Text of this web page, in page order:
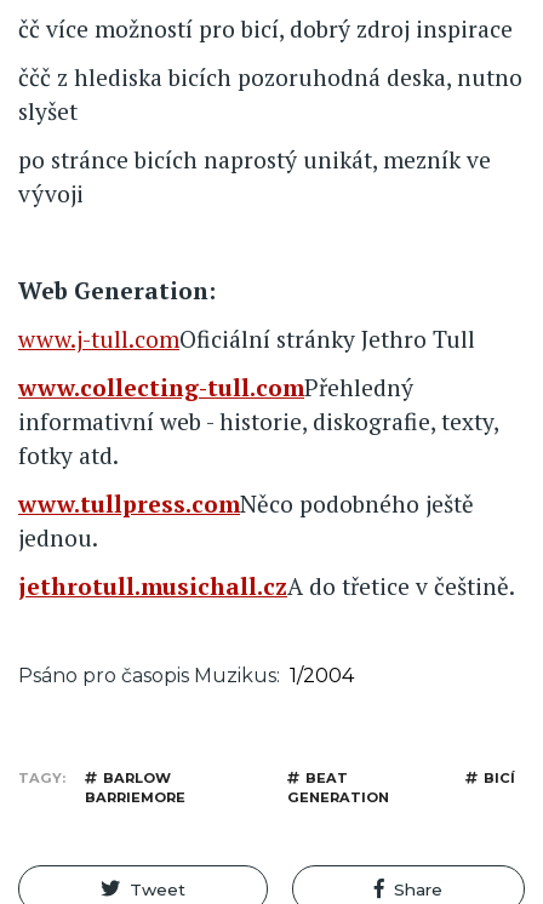
čč více možností pro bicí, dobrý zdroj inspirace
ččč z hlediska bicích pozoruhodná deska, nutno
slyšet
po stránce bicích naprostý unikát, mezník ve
vývoji
Web Generation:
www.j-tull.comOficiální stránky Jethro Tull
www.collecting-tull.comPřehledný
informativní web - historie, diskografie, texty,
fotky atd.
www.tullpress.comNěco podobného ještě
jednou.
jethrotull.musichall.czA do třetice v češtině.
Psáno pro časopis Muzikus 1/2004
TAGY
BARLOW
BARRIEMORE
BEAT
GENERATION
BICÍ
Tweet Share